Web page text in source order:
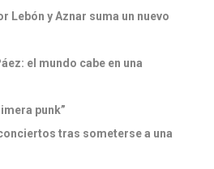
Lebón y Aznar suma un nuevo
el mundo cabe en una
punk”
tras someterse a una